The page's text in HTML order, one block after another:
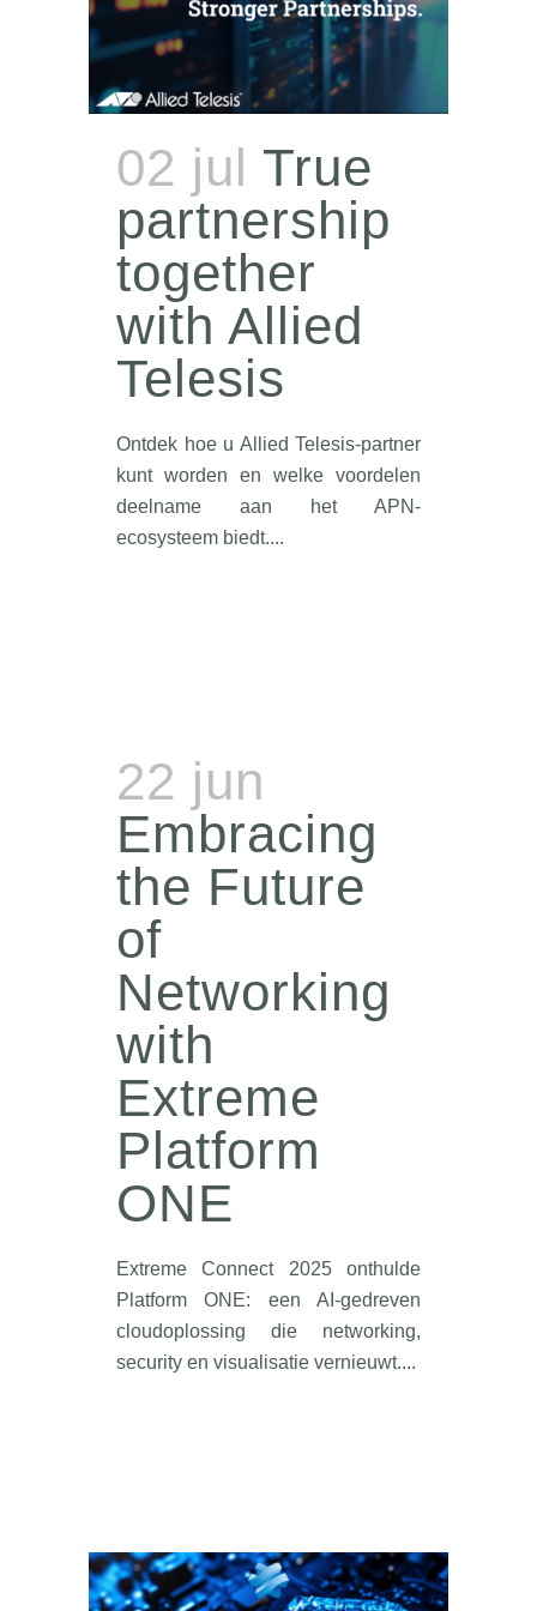
02 jul True
partnership
together
with Allied
Telesis
Ontdek hoe u Allied Telesis-partner
kunt worden en welke voordelen
deelname aan het APN-
ecosysteem biedt....
22 jun
Embracing
the Future
of
Networking
with
Extreme
Platform
ONE
Extreme Connect 2025 onthulde
Platform ONE: een AI-gedreven
cloudoplossing die networking,
security en visualisatie vernieuwt....